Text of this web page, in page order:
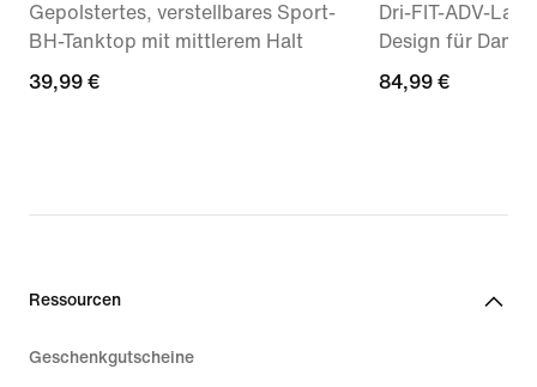
Gepolstertes, verstellbares Sport-
BH-Tanktop mit mittlerem Halt
39,99 €
39,99 €
Dri-FIT-ADV-
Design für
84,99 €
84,99 €
Ressourcen
Geschenkgutscheine